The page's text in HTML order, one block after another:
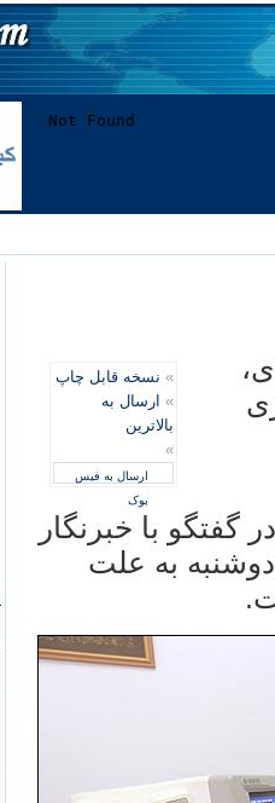
» نسخه قابل چاپ
» ارسال به
بالاترین
»
ارسال به فیس
بوک
گفتگو با خبرنگار
به علت